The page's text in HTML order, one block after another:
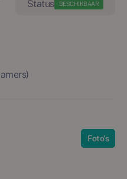
BESCHIKBAAR
Foto's